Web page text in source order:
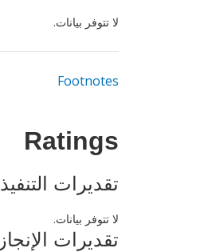
لا تتوفر بيانات.
Footnotes
Ratings
تقديرات التنفيذ
لا تتوفر بيانات.
تقديرات الإنجاز